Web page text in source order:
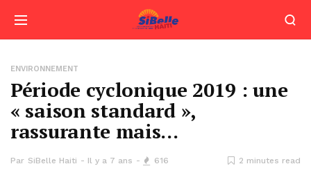
ENVIRONNEMENT
Période cyclonique 2019 : une
« saison standard »,
rassurante mais…
Par SiBelle Haiti Il y a 7 ans 616 2 minutes read